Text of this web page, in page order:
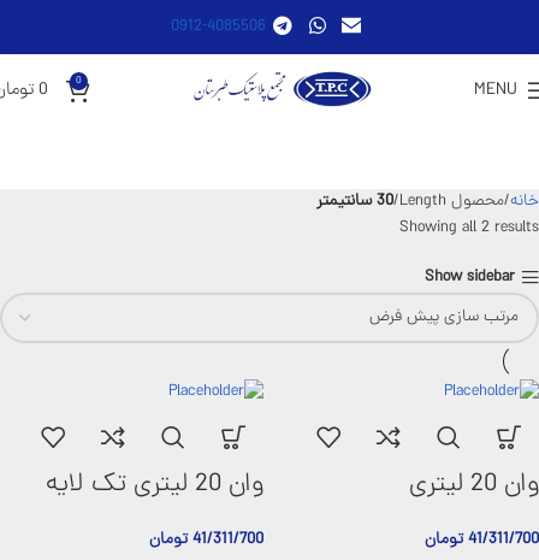
0912-4085506
MENU
0
0
خانه محصول Length
30 سانتیمتر
Showing all 2 results
Show sidebar
وان 20 لیتری
41/311/700تومان
وان 20 لیتری تک لایه
41/311/700تومان